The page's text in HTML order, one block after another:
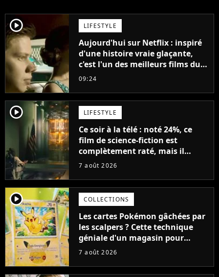
player2 LIFESTYLE
Aujourd'hui sur Netflix : inspiré
d'une histoire vraie glaçante,
c'est l'un des meilleurs films du
21ème siècle
09:24
player2 LIFESTYLE
Ce soir à la télé : noté 24%, ce
film de science-fiction est
complètement raté, mais il
aurait pu être encore pire à
7 août 2026
player2 COLLECTIONS
Les cartes Pokémon gâchées par
les scalpers ? Cette technique
géniale d'un magasin pour
ruiner les revendeurs
7 août 2026